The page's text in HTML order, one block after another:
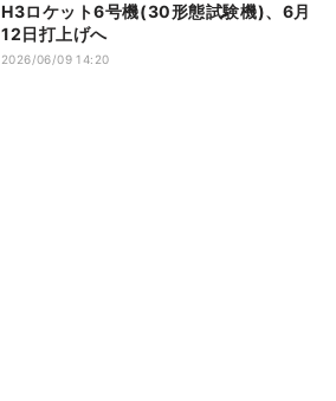
H3ロケット6号機(30形態試験機)、6月
12日打上げへ
2026/06/09 14:20